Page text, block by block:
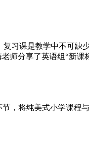
习课是教学中不可
师分享了英语组“新
，将纯美式小学课